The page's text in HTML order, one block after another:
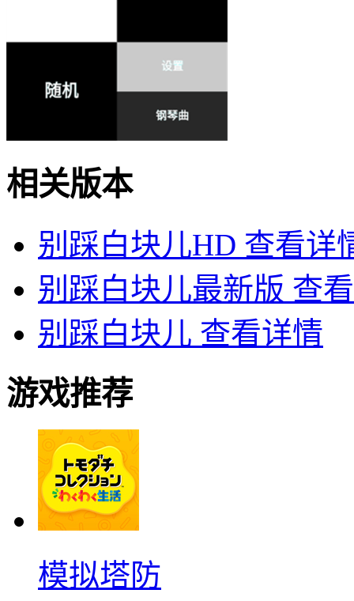
相关版本
别踩白块儿HD 查看详
别踩白块儿最新版 查
别踩白块儿 查看详情
游戏推荐
模拟塔防